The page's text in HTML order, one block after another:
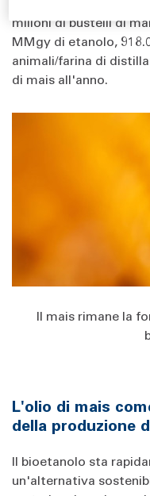
milioni di bustelli di
MMgy di etanolo,
animali/farina di
di mais all'anno.
Il mais rimane la
L'olio di mais
della produzione
Il bioetanolo sta
un'alternativa